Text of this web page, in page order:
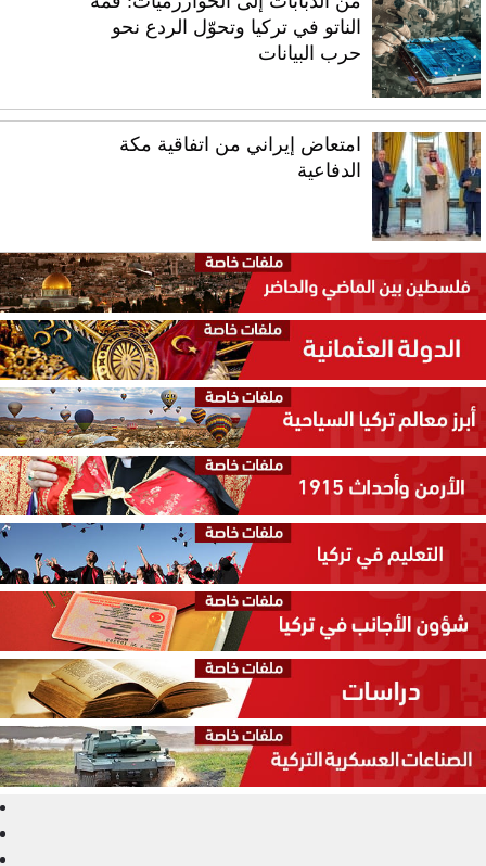
الناتو في تركيا وتحوّل الردع نحو
حرب البيانات
امتعاض إيراني من اتفاقية مكة
الدفاعية